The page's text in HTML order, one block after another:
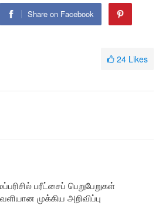
Share on Facebook
24 Likes
பரீட்சைப் பெறுபேறுகள்
முக்கிய அறிவிப்பு